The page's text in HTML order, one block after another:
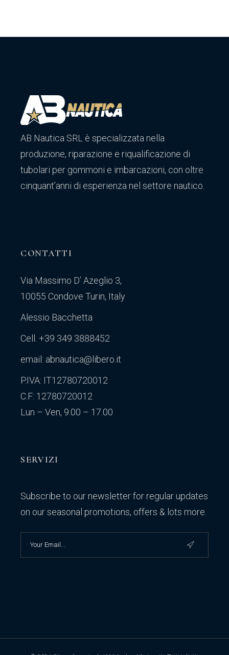
AB Nautica SRL è specializzata nella
produzione, riparazione e riqualificazione di
tubolari per gommoni e imbarcazioni, con oltre
cinquant’anni di esperienza nel settore nautico.
CONTATTI
Via Massimo D’ Azeglio 3,
10055 Condove Turin, Italy
Alessio Bacchetta
Cell. +39 349 3888452
email: abnautica@libero.it
P.IVA: IT12780720012
C.F: 12780720012
Lun – Ven, 9.00 – 17.00
SERVIZI
Subscribe to our newsletter for regular updates
on our seasonal promotions, offers & lots more.